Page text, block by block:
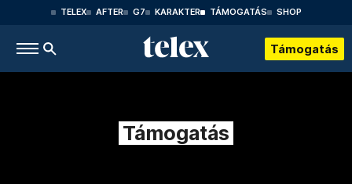
TELEX AFTER G7 KARAKTER TÁMOGATÁS SHOP
Támogatás
Támogatás